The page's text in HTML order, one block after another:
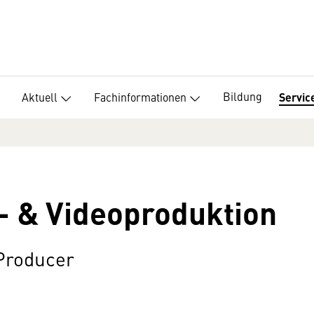
Aktuell Fachinformationen Bildung
& Videoproduktion